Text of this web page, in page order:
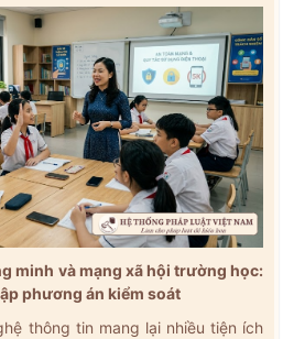
minh và mạng xã hội trường học:
phương án kiểm soát
thông tin mang lại nhiều tiện ích